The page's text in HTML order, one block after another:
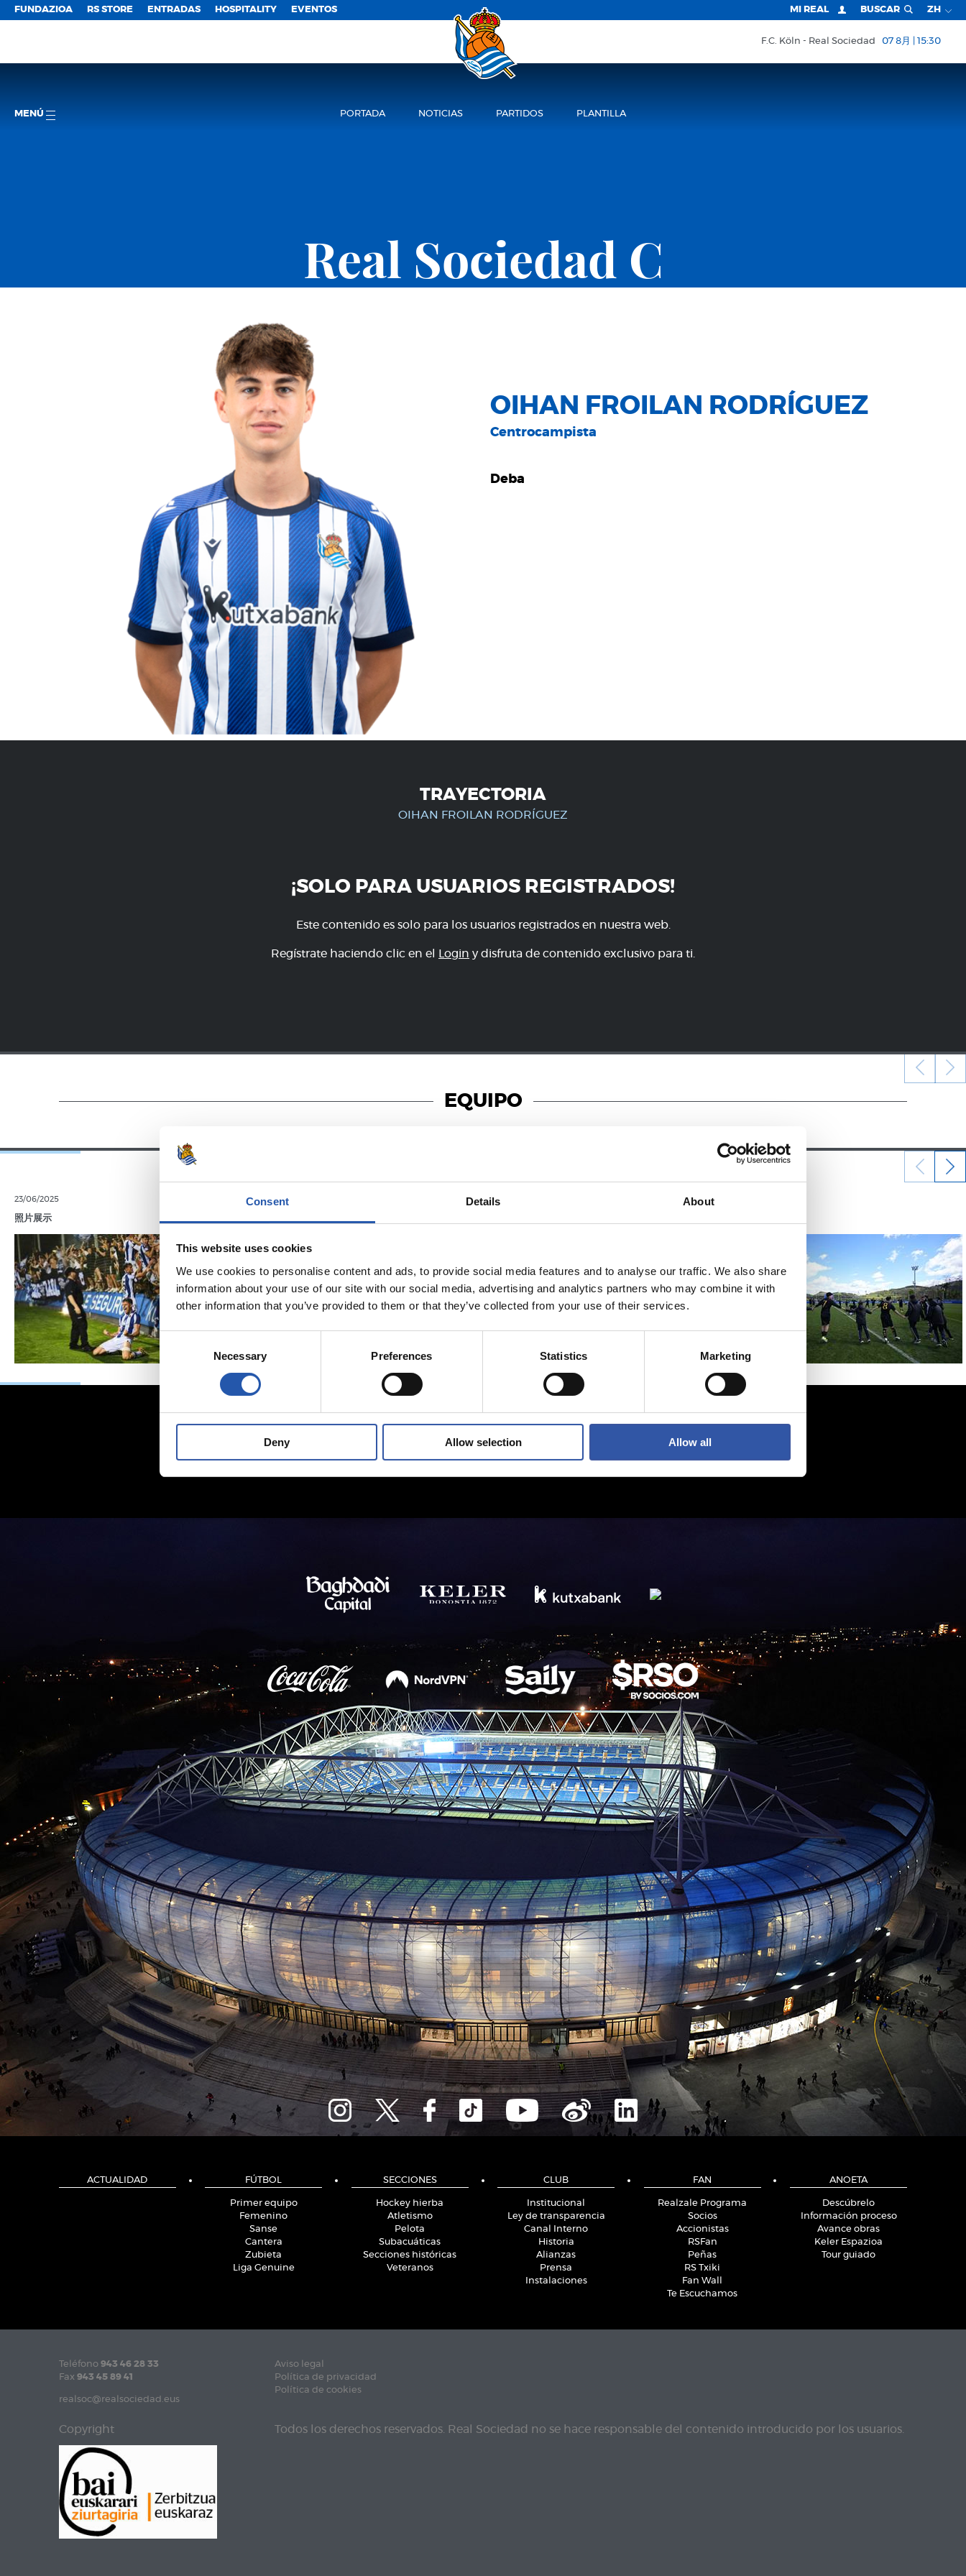
Consent Details About
This website uses cookies
We use cookies to personalise content and ads, to provide social media features and to analyse our traffic. We also share
information about your use of our site with our social media, advertising and analytics partners who may combine it with
other information that you’ve provided to them or that they’ve collected from your use of their services.
Consent
Necessary Preferences Statistics Marketing
Deny Allow selection Allow all
FUNDAZIOA RS STORE ENTRADAS HOSPITALITY EVENTOS MI REAL BUSCAR ZH
F.C. Köln Real Sociedad 07 8月 | 15:30
MENÚ PORTADA NOTICIAS PARTIDOS PLANTILLA
Real Sociedad C
OIHAN FROILAN RODRÍGUEZ
Centrocampista
Deba
TRAYECTORIA
OIHAN FROILAN RODRÍGUEZ
¡SOLO PARA USUARIOS REGISTRADOS!
Este contenido es solo para los usuarios registrados en nuestra web.
Regístrate haciendo clic en el Login y disfruta de contenido exclusivo para ti.
EQUIPO
23/06/2025
照片展示
28/12/2024 22/12/2024
ACTUALIDAD FÚTBOL
Primer equipo
Femenino
Sanse
Cantera
Zubieta
Liga Genuine
SECCIONES
Hockey hierba
Atletismo
Pelota
Subacuáticas
Secciones históricas
Veteranos
CLUB
Institucional
Ley de transparencia
Canal Interno
Historia
Alianzas
Prensa
Instalaciones
FAN
Realzale Programa
Socios
Accionistas
RSFan
Peñas
RS Txiki
Fan Wall
Te Escuchamos
ANOETA
Descúbrelo
Información proceso
Avance obras
Keler Espazioa
Tour guiado
Teléfono 943 46 28 33
Fax 943 45 89 41
realsoc@realsociedad.eus
Aviso legal
Política de privacidad
Política de cookies
Copyright Todos los derechos reservados. Real Sociedad no se hace responsable del contenido introducido por los usuarios.